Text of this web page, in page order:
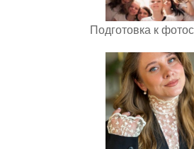
Подготовка к